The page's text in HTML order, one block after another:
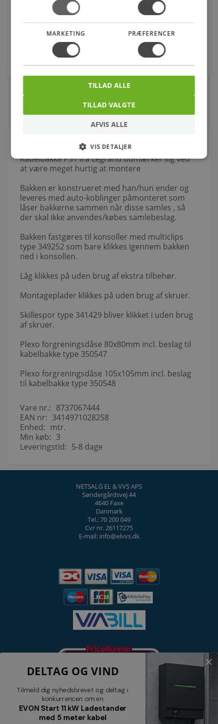
Legrand Hjørnestykke P31 60x300mm, galvaniseret
214,00 kr.
stk.
Om produktet
Kabelbakke P31 fra Legrand udmærker sig ved
at være meget hurtig at montere
Bakken er konstrueret med han/hun ender og
leveres med auto-koblinger påmonteret som
låser bakkerne sammen når disse samles , så
der skal ikke anvendes/købes samlebeslag.
Bakken fastgøres til konsoller med multiclips
type 349252 som bare klikkes igennem bakken
ned i konsollen.
Låg klikkes på uden brug af ekstra tilbehør.
Montageplader klikkes på uden brug af skruer.
Skillespor type 341429 bliver klikket i uden brug
af skruer.
Plexo forgreningsdåse 80x80mm incl. beslag til
kabelbakke type 350547
Plexo forgreningsdåse 105x105mm incl. beslag
til kabelbakke type 350548
Vare nr.: 8737067444
EAN nr: 3414971028258
Enhed: mtr.
Min køb: 3
Leveringstid: 5-8 dage
NETSALG EL & VVS APS
Søndergårdsvej 44
4640 Faxe
Danmark
Tel.: 70 200 049
Cvr nr. 26117275
E-mail: info@elvvs.dk
MARKETING PRÆFERENCER
TILLAD VALGTE
TILLAD ALLE
AFVIS ALLE
VIS DETALJER
DELTAG OG VIND
Tilmeld dig nyhedsbrevet og deltag i
konkurrencen om en
EVON Start 11 kW Ladestander
med 5 meter kabel